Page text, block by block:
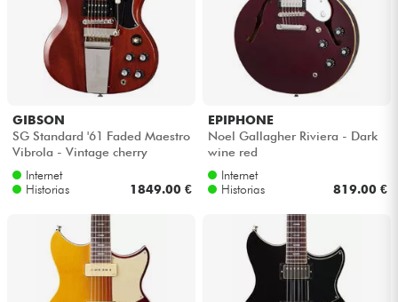
GIBSON
SG Standard '61 Faded Maestro
Vibrola - Vintage cherry
Internet
Historias
1849.00 €
EPIPHONE
Noel Gallagher Riviera - Dark
wine red
Internet
Historias
819.00 €